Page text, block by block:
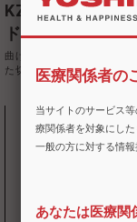
KZR-CAD ハイ
ドレジンディス
曲げ強230MPaと耐衝撃性
た切削加工用レジンディ
医療関係者の
当サイトのサービス
療関係者を対象にした
一般の方に対する情報
あなたは医療関